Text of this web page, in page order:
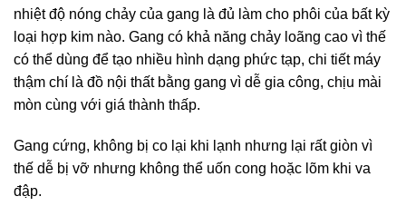
nhiệt độ nóng chảy của gang là đủ làm cho phôi của bất kỳ
loại hợp kim nào. Gang có khả năng chảy loãng cao vì thế
có thể dùng để tạo nhiều hình dạng phức tạp, chi tiết máy
thậm chí là đồ nội thất bằng gang vì dễ gia công, chịu mài
mòn cùng với giá thành thấp.
Gang cứng, không bị co lại khi lạnh nhưng lại rất giòn vì
thế dễ bị vỡ nhưng không thể uốn cong hoặc lõm khi va
đập.